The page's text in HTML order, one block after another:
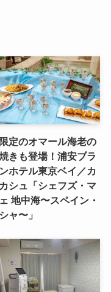
定のオマール海老の
きも登場！浦安ブラ
ホテル東京ベイ／カ
シュ「シェフズ・マ
地中海〜スペイン・
ャ〜」